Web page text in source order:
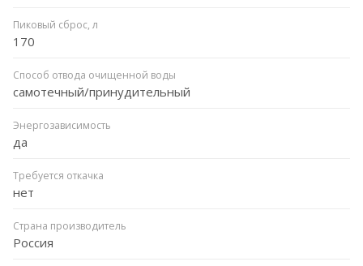
Пиковый сброс, л
170
Способ отвода очищенной воды
самотечный/принудительный
Энергозависимость
да
Требуется откачка
нет
Страна производитель
Россия